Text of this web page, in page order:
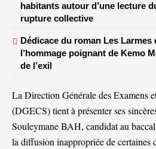
habitants autour d’une lecture
rupture collective
Dédicace du roman Les Larmes
l’hommage poignant de Kemo
de l’exil
La Direction Générale des Examens
(DGECS) tient à présenter ses
Souleymane BAH, candidat au
la diffusion inappropriée de certaines